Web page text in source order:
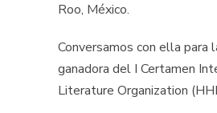
Roo, México.
Conversamos con ella
ganadora del I Certamen
Literature Organization